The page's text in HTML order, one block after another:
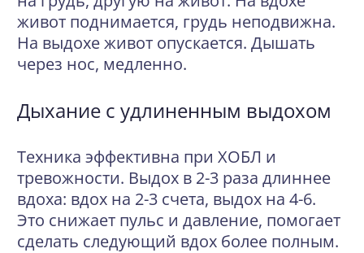
живот поднимается, грудь неподвижна.
На выдохе живот опускается. Дышать
через нос, медленно.
Дыхание с удлиненным выдохом
Техника эффективна при ХОБЛ и
тревожности. Выдох в 2-3 раза длиннее
вдоха: вдох на 2-3 счета, выдох на 4-6.
Это снижает пульс и давление, помогает
сделать следующий вдох более полным.